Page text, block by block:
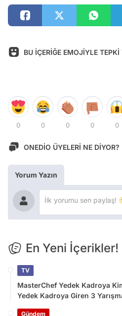
BU İÇERİĞE EMOJİYLE TEPKİ
0 0 0 0 0
ONEDİO ÜYELERİ NE DİYOR?
Yorum Yazın
En Yeni İçerikler!
TV
MasterChef Yedek Kadroya
Yedek Kadroya Giren 3
Gündem